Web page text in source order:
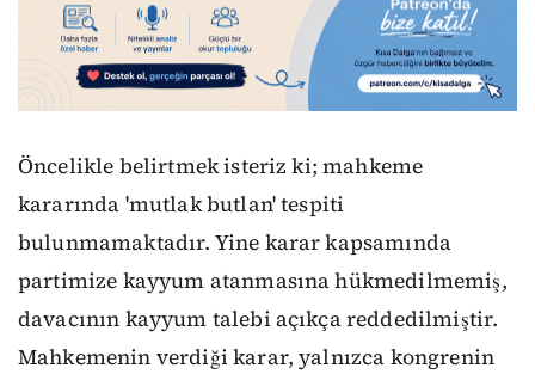
Öncelikle belirtmek isteriz ki; mahkeme
kararında 'mutlak butlan' tespiti
bulunmamaktadır. Yine karar kapsamında
partimize kayyum atanmasına hükmedilmemiş,
davacının kayyum talebi açıkça reddedilmiştir.
Mahkemenin verdiği karar, yalnızca kongrenin